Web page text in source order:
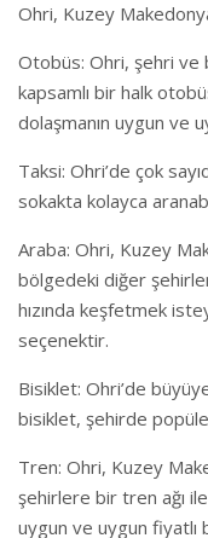
Ohri, Kuzey
Otobüs: Ohri, şehri ve
kapsamlı bir halk
dolaşmanın uygun ve
Taksi: Ohri’de çok
sokakta kolayca
Araba: Ohri, Kuzey
bölgedeki diğer
hızında keşfetmek
seçenektir.
Bisiklet: Ohri’de
bisiklet, şehirde
Tren: Ohri, Kuzey
şehirlere bir tren ağı
uygun ve uygun fiyatlı